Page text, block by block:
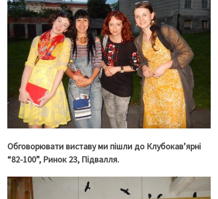
Обговорювати виставу ми пішли до Клубокав’ярні
“82-100”, Ринок 23, Підвалля.